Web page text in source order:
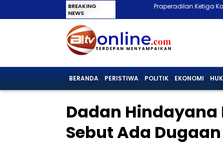
BREAKING
NEWS
Praperadilan Ketiga Kandas, Roy Suryo
BERANDA PERISTIWA POLITIK EKONOMI
Dadan Hindayana
Sebut Ada